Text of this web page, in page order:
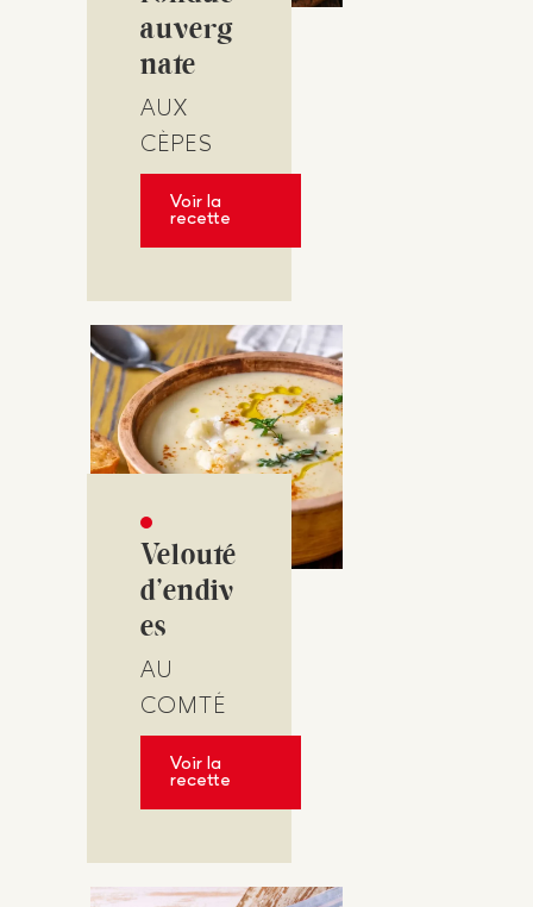
auverg
nate
AUX
CÈPES
Voir la
recette
Velouté
d’endiv
es
AU
COMTÉ
Voir la
recette